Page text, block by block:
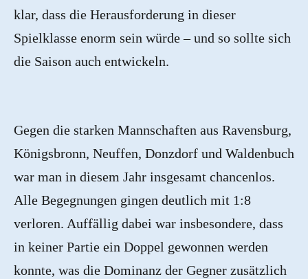
klar, dass die Herausforderung in dieser
Spielklasse enorm sein würde – und so sollte sich
die Saison auch entwickeln.
Gegen die starken Mannschaften aus Ravensburg,
Königsbronn, Neuffen, Donzdorf und Waldenbuch
war man in diesem Jahr insgesamt chancenlos.
Alle Begegnungen gingen deutlich mit 1:8
verloren. Auffällig dabei war insbesondere, dass
in keiner Partie ein Doppel gewonnen werden
konnte, was die Dominanz der Gegner zusätzlich